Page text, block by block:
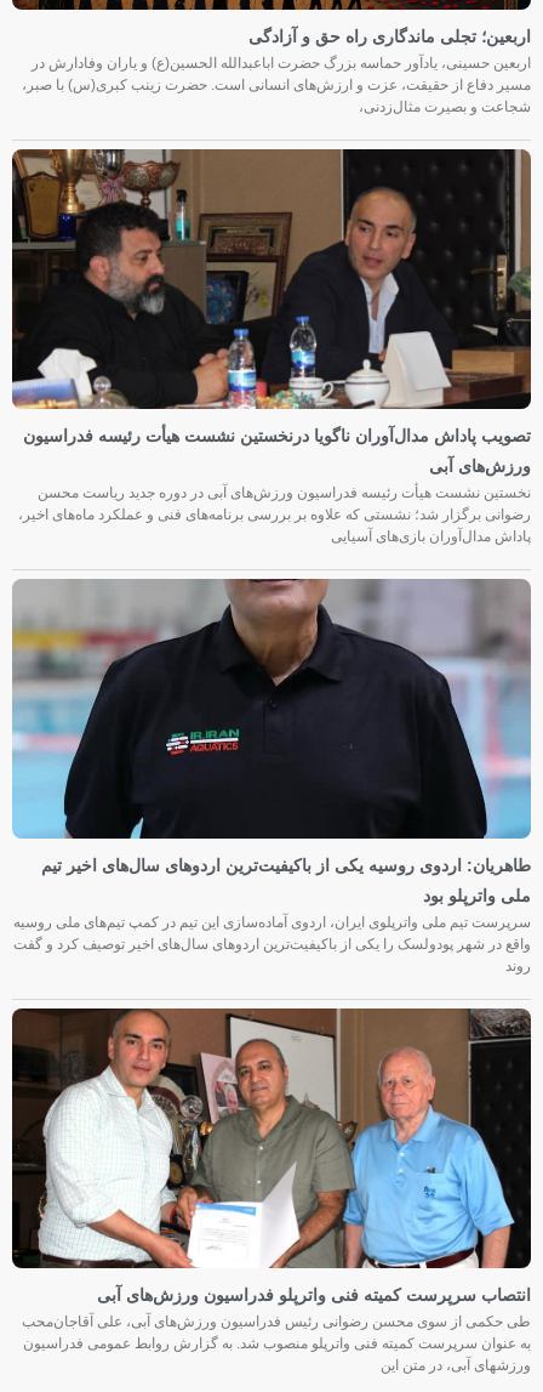
اربعین؛ تجلی ماندگاری راه حق و آزادگی
اربعین حسینی، یادآور حماسه بزرگ حضرت اباعبدالله الحسین(ع) و یاران وفادارش در
مسیر دفاع از حقیقت، عزت و ارزش‌های انسانی است. حضرت زینب کبری(س) با صبر،
شجاعت و بصیرت مثال‌زدنی،
تصویب پاداش مدال‌آوران ناگویا درنخستین نشست هیأت رئیسه فدراسیون
ورزش‌های آبی
نخستین نشست هیأت رئیسه فدراسیون ورزش‌های آبی در دوره جدید ریاست محسن
رضوانی برگزار شد؛ نشستی که علاوه بر بررسی برنامه‌های فنی و عملکرد ماه‌های اخیر،
پاداش مدال‌آوران بازی‌های آسیایی
طاهریان: اردوی روسیه یکی از باکیفیت‌ترین اردوهای سال‌های اخیر تیم
ملی واترپلو بود
سرپرست تیم ملی واترپلوی ایران، اردوی آماده‌سازی این تیم در کمپ تیم‌های ملی روسیه
واقع در شهر پودولسک را یکی از باکیفیت‌ترین اردوهای سال‌های اخیر توصیف کرد و گفت
روند
انتصاب سرپرست کمیته فنی واترپلو فدراسیون ورزش‌های آبی
طی حکمی از سوی محسن رضوانی رئیس فدراسیون ورزش‌های آبی، علی آقاجان‌محب
به عنوان سرپرست کمیته فنی واترپلو منصوب شد. به گزارش روابط عمومی فدراسیون
ورزشهای آبی، در متن این